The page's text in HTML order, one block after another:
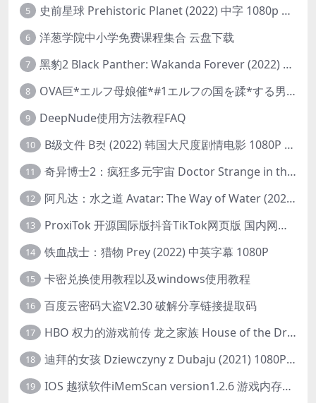
5 史前星球 Prehistoric Planet (2022) 中字 1080p 高清 阿里云盘 2022.5.27已更新全集
6 洋葱学院中小学免费课程集合 云盘下载
7 黑豹2 Black Panther: Wakanda Forever (2022) 高清版
8 OVA巨*エルフ母娘催*#1エルフの国を蹂*する男。汚された女王と姫
9 DeepNude使用方法教程FAQ
10 B级文件 B컷 (2022) 韩国大尺度剧情电影 1080P 中字
11 奇异博士2：疯狂多元宇宙 Doctor Strange in the Multiverse of Madness (2022) 高清版1080p
12 阿凡达：水之道 Avatar: The Way of Water (2022) 1080p 2k 4k 中文字幕
13 ProxiTok 开源国际版抖音TikTok网页版 国内网络直连
14 铁血战士：猎物 Prey (2022) 中英字幕 1080P
15 卡密兑换使用教程以及windows使用教程
16 百度云密码大盗V2.30 破解分享链接提取码
17 HBO 权力的游戏前传 龙之家族 House of the Dragon (2022) 中字 1080P 更新4集
18 迪拜的女孩 Dziewczyny z Dubaju (2021) 1080P 中字
19 IOS 越狱软件iMemScan version1.2.6 游戏内存修改器